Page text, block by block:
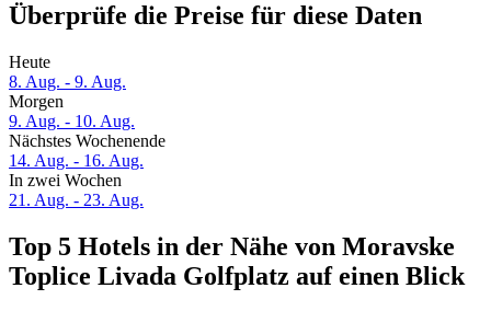
Überprüfe die Preise für diese Daten
Heute
8. Aug. - 9. Aug.
Morgen
9. Aug. - 10. Aug.
Nächstes Wochenende
14. Aug. - 16. Aug.
In zwei Wochen
21. Aug. - 23. Aug.
Top 5 Hotels in der Nähe von Moravske
Toplice Livada Golfplatz auf einen Blick